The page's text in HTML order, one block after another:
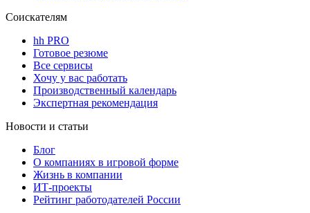
Соискателям
hh PRO
Готовое резюме
Все сервисы
Хочу у вас работать
Производственный календарь
Экспертная рекомендация
Новости и статьи
Блог
О компаниях в игровой форме
Жизнь в компании
ИТ-проекты
Рейтинг работодателей России